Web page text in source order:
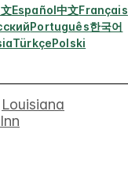
Español中文Français
Português한국어
TürkçePolski
Louisiana